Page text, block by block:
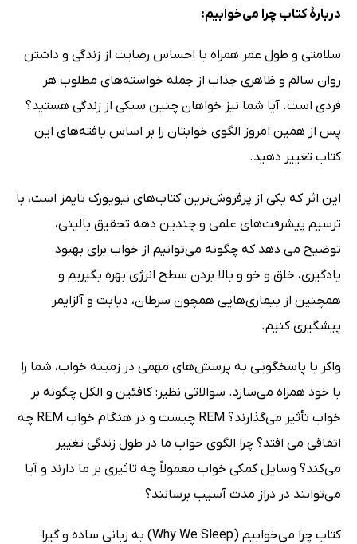
دربارۀ کتاب چرا می‌خوابیم:
سلامتی و طول عمر همراه با احساس رضایت از زندگی و داشتن
روان سالم و ظاهری جذاب از جمله خواسته‌های مطلوب هر
فردی است. آیا شما نیز خواهان چنین سبکی از زندگی هستید؟
پس از همین امروز الگوی خوابتان را بر اساس یافته‌های این
کتاب تغییر دهید.
این اثر که یکی از پرفروش‌ترین کتاب‌های نیویورک تایمز است، با
ترسیم پیشرفت‌‎های علمی و چندین دهه تحقیق بالینی،
توضیح می دهد که چگونه می‌توانیم از خواب برای بهبود
یادگیری، خلق و خو و بالا بردن سطح انرژی بهره بگیریم و
همچنین از بیماری‌هایی همچون سرطان، دیابت و آلزایمر
پیشگیری کنیم.
واکر با پاسخگویی به پرسش‌های مهمی در زمینه خواب، شما را
با خود همراه می‌سازد. سوالاتی نظیر: کافئین و الکل چگونه بر
خواب تأثیر می‌گذارند؟ REM چیست و در هنگام خواب REM چه
اتفاقی می افتد؟ چرا الگوی خواب ما در طول زندگی تغییر
می‌کند؟ وسایل کمکی خواب معمولاً چه تاثیری بر ما دارند و آیا
می‌توانند در دراز مدت آسیب برسانند؟
کتاب چرا می‌خوابیم (Why We Sleep) به زبانی ساده و گیرا